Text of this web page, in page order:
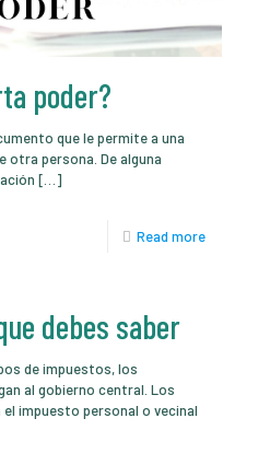
poder?
que le permite a una
otra persona. De alguna
[…]
Read more
debes saber
de impuestos, los
al gobierno central. Los
impuesto personal o vecinal